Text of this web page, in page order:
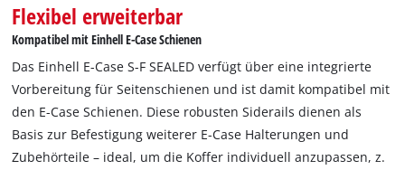
Management Platform
Flexibel erweiterbar
Kompatibel mit Einhell E-Case Schienen
Das Einhell E-Case S-F SEALED verfügt über eine integrierte
Vorbereitung für Seitenschienen und ist damit kompatibel mit
den E-Case Schienen. Diese robusten Siderails dienen als
Basis zur Befestigung weiterer E-Case Halterungen und
Zubehörteile – ideal, um die Koffer individuell anzupassen, z.